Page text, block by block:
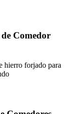
Comedor
hierro forjado para